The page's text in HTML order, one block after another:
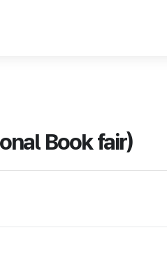
Book fair)